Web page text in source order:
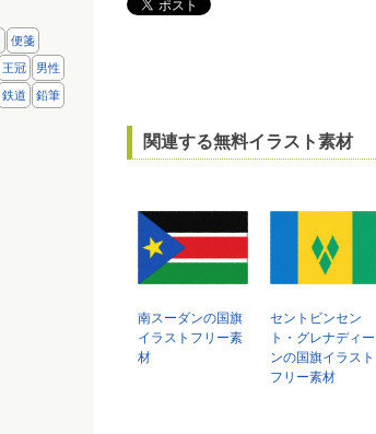
関連する無料イラスト素材
南スーダンの国旗
イラストフリー素
材
セントビンセン
ト・グレナディー
ンの国旗イラスト
フリー素材
便箋
王冠 男性
鉄道 鉛筆